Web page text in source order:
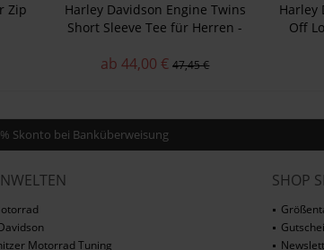
Zip
Harley Davidson Engine Twins
Short Sleeve Tee für Herren -
ab 44,00 € 47,45 €
Harley
Off
Skonto bei Banküberweisung
Motorrad Tuning
SHOP